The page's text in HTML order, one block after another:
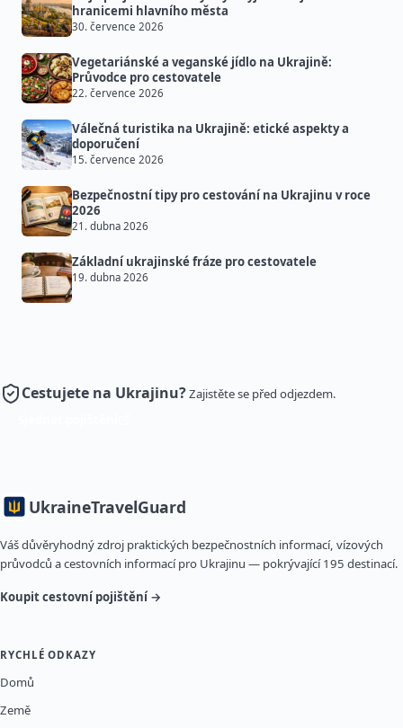
hranicemi hlavního města
30. července 2026
Vegetariánské a veganské jídlo na Ukrajině:
Průvodce pro cestovatele
22. července 2026
Válečná turistika na Ukrajině: etické aspekty a
doporučení
15. července 2026
Bezpečnostní tipy pro cestování na Ukrajinu v roce
2026
21. dubna 2026
Základní ukrajinské fráze pro cestovatele
19. dubna 2026
Cestujete na Ukrajinu?Zajistěte se před odjezdem.
UkraineTravelGuard
Váš důvěryhodný zdroj praktických bezpečnostních informací, vízových
průvodců a cestovních informací pro Ukrajinu — pokrývající 195 destinací.
Koupit cestovní pojištění →
RYCHLÉ ODKAZY
Domů
Země